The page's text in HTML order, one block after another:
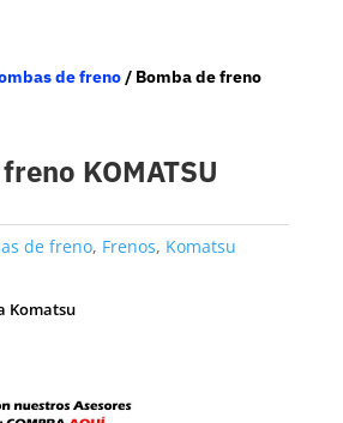
de freno/ Bomba de freno
KOMATSU
de freno, Frenos, Komatsu
Komatsu